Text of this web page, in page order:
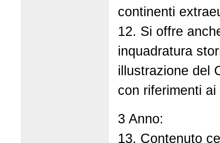
continenti
12. Si offre
inquadratura
illustrazione del
con riferimenti
3 Anno:
13. Contenuto